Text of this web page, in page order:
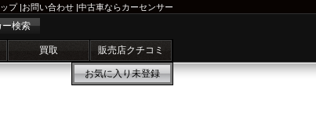
プ|お問い合わせ |中古車ならカーセンサー
ー検索
買取 販売店クチコミ
お気に入り未登録